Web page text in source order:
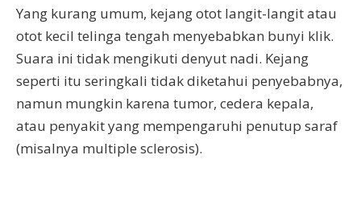
Yang kurang umum, kejang otot langit-langit atau
otot kecil telinga tengah menyebabkan bunyi klik.
Suara ini tidak mengikuti denyut nadi. Kejang
seperti itu seringkali tidak diketahui penyebabnya,
namun mungkin karena tumor, cedera kepala,
atau penyakit yang mempengaruhi penutup saraf
(misalnya multiple sclerosis).